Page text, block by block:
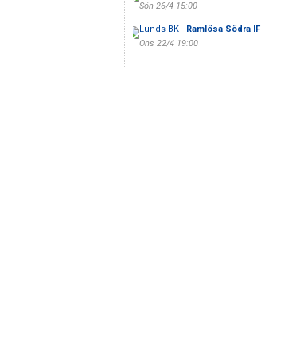
Sön 26/4 15:00
Lunds BK - Ramlösa Södra IF
Ons 22/4 19:00